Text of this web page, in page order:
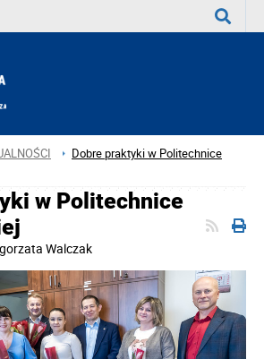
Dobre praktyki w Politechnice
w Politechnice
Walczak